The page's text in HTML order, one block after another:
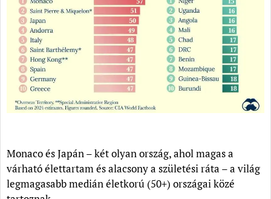
Monaco és Japán – két olyan ország, ahol magas a
várható élettartam és alacsony a születési ráta – a világ
legmagasabb medián életkorú (50+) országai közé